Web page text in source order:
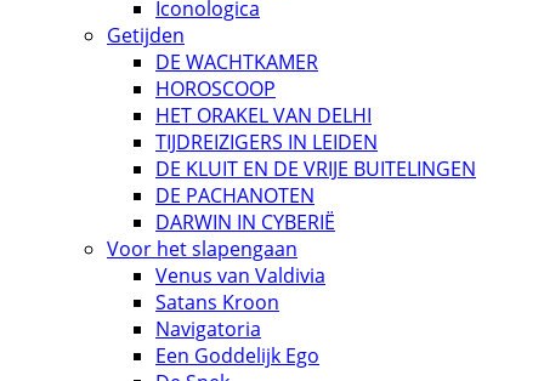
Iconologica
Getijden
DE WACHTKAMER
HOROSCOOP
HET ORAKEL VAN DELHI
TIJDREIZIGERS IN LEIDEN
DE KLUIT EN DE VRIJE BUITELINGEN
DE PACHANOTEN
DARWIN IN CYBERIË
Voor het slapengaan
Venus van Valdivia
Satans Kroon
Navigatoria
Een Goddelijk Ego